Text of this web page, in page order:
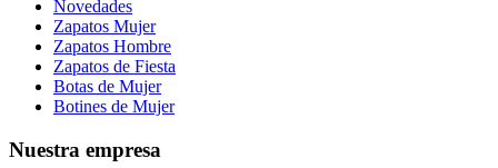
Novedades
Zapatos Mujer
Zapatos Hombre
Zapatos de Fiesta
Botas de Mujer
Botines de Mujer
Nuestra empresa